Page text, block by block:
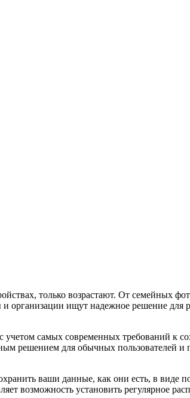
только возрастают. От семейных
ищут надежное решение для
самых современных требований к
решением для обычных пользователей и
ваши данные, как они есть, в виде
возможность установить регулярное